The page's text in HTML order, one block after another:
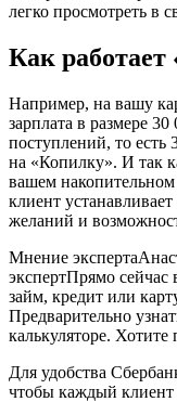
легко просмотреть в
Как работает
Например, на вашу
зарплата в размере
поступлений, то есть
на «Копилку». И так
вашем
клиент
желаний и
Мнение
экспертПрямо сейчас
займ, кредит или
Предварительно
калькуляторе. Хотите
Для удобства
чтобы каждый клиент